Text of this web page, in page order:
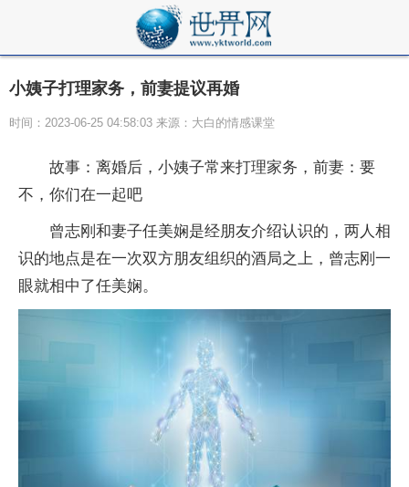
小姨子打理家务，前妻提议再婚
时间：2023-06-25 04:58:03 来源：大白的情感课堂
故事：离婚后，小姨子常来打理家务，前妻：要
不，你们在一起吧
曾志刚和妻子任美娴是经朋友介绍认识的，两人相
识的地点是在一次双方朋友组织的酒局之上，曾志刚一
眼就相中了任美娴。